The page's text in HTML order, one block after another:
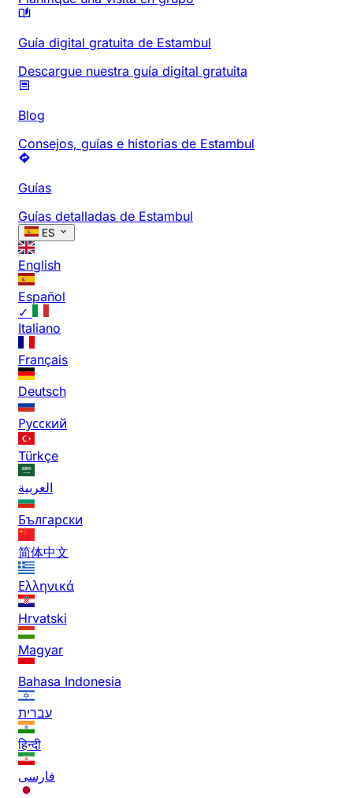
Guía digital gratuita de Estambul
Descargue nuestra guía digital gratuita
Blog
Consejos, guías e historias de Estambul
Guías
Guías detalladas de Estambul
ES
English
Español
✓
Italiano
Français
Deutsch
Русский
Türkçe
العربية
Български
简体中文
Ελληνικά
Hrvatski
Magyar
Bahasa Indonesia
עברית
हिन्दी
فارسی